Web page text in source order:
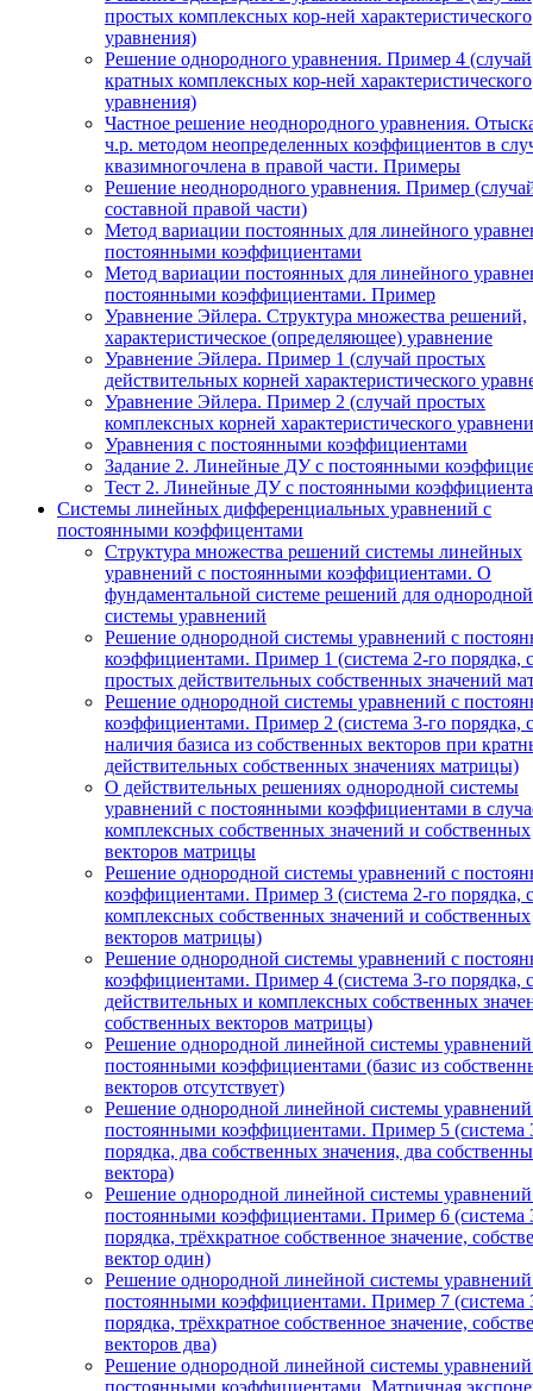
простых комплексных кор-ней характеристического
уравнения)
Решение однородного уравнения. Пример 4 (случай
кратных комплексных кор-ней характеристического
уравнения)
Частное решение неоднородного уравнения.
ч.р. методом неопределенных коэффициентов в
квазимногочлена в правой части. Примеры
Решение неоднородного уравнения. Пример
составной правой части)
Метод вариации постоянных для линейного
постоянными коэффициентами
Метод вариации постоянных для линейного
постоянными коэффициентами. Пример
Уравнение Эйлера. Структура множества решений,
характеристическое (определяющее) уравнение
Уравнение Эйлера. Пример 1 (случай простых
действительных корней характеристического
Уравнение Эйлера. Пример 2 (случай простых
комплексных корней характеристического
Уравнения с постоянными коэффициентами
Задание 2. Линейные ДУ с постоянными
Тест 2. Линейные ДУ с постоянными
Системы линейных дифференциальных уравнений с
постоянными коэффицентами
Структура множества решений системы линейных
уравнений с постоянными коэффициентами. О
фундаментальной системе решений для однородной
системы уравнений
Решение однородной системы уравнений с
коэффициентами. Пример 1 (система 2-го порядка,
простых действительных собственных значений
Решение однородной системы уравнений с
коэффициентами. Пример 2 (система 3-го порядка,
наличия базиса из собственных векторов при
действительных собственных значениях матрицы)
О действительных решениях однородной системы
уравнений с постоянными коэффициентами в
комплексных собственных значений и собственных
векторов матрицы
Решение однородной системы уравнений с
коэффициентами. Пример 3 (система 2-го порядка,
комплексных собственных значений и собственных
векторов матрицы)
Решение однородной системы уравнений с
коэффициентами. Пример 4 (система 3-го порядка,
действительных и комплексных собственных
собственных векторов матрицы)
Решение однородной линейной системы
постоянными коэффициентами (базис из
векторов отсутствует)
Решение однородной линейной системы
постоянными коэффициентами. Пример 5 (система
порядка, два собственных значения, два
вектора)
Решение однородной линейной системы
постоянными коэффициентами. Пример 6 (система
порядка, трёхкратное собственное значение,
вектор один)
Решение однородной линейной системы
постоянными коэффициентами. Пример 7 (система
порядка, трёхкратное собственное значение,
векторов два)
Решение однородной линейной системы
постоянными коэффициентами. Матричная